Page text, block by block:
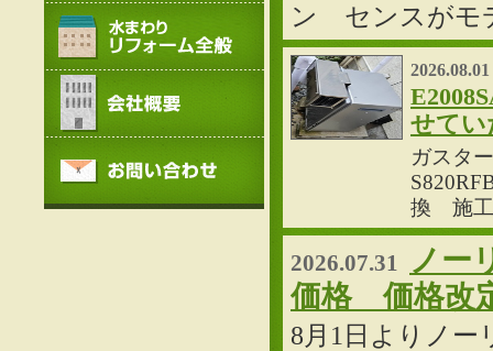
ン センスがモ
2026.08.01
せてい
ガスタ
換 施工
2026.07.31
ノー
価格 価格改
8月1日よりノ